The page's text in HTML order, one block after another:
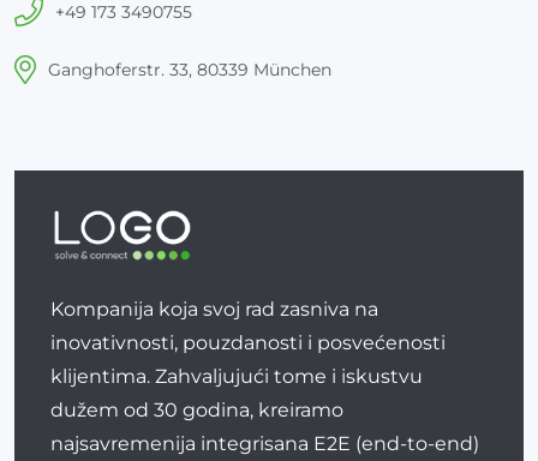
+49 173 3490755
Ganghoferstr. 33, 80339 München
Kompanija koja svoj rad zasniva na
inovativnosti, pouzdanosti i posvećenosti
klijentima. Zahvaljujući tome i iskustvu
dužem od 30 godina, kreiramo
najsavremenija integrisana E2E (end-to-end)